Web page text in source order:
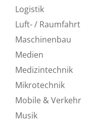
Logistik
Luft- / Raumfahrt
Maschinenbau
Medien
Medizintechnik
Mikrotechnik
Mobile & Verkehr
Musik